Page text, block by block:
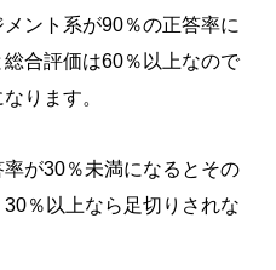
ント系が90％の正答率に
合評価は60％以上なので
ります。
が30％未満になるとその
％以上なら足切りされな